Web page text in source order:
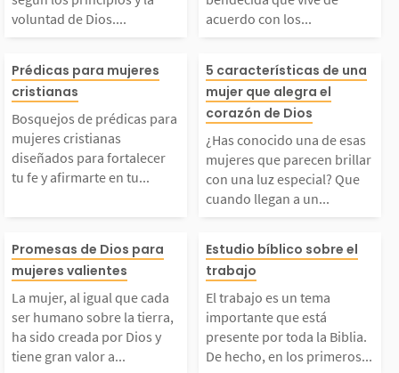
vive según los pri
Dios. Para ella, la
es su manual d
vida y su meta es ag
voluntad de Dios....
es una mujer
con los
Dios y dentro
luntad.
ujer vive...
acuerdo con los...
de prédicas
mujeres cristian
diseñados para fort
tu fe y afirmart
en tu andar con Dio
Como mujeres cristi
la Biblia debe s
Prédicas para mujeres
cristianas
Bosquejos de prédicas para
mujeres cristianas
diseñados para fortalecer
tu fe y afirmarte en tu...
¿Has conocido
esas mujeres
cen brillar con
z especial?
o llegan a un
parten paz,
imismo. No
5 características de una
mujer que alegra el
corazón de Dios
¿Has conocido una de esas
mujeres que parecen brillar
con una luz especial? Que
cuando llegan a un...
mujer, al igual que
ser humano sobr
la tierra, ha sido cre
Promesas de Dios para
mujeres valientes
La mujer, al igual que cada
ser humano sobre la tierra,
ha sido creada por Dios y
tiene gran valor a...
El trabajo es
importante
resente por
Estudio bíblico sobre el
trabajo
El trabajo es un tema
importante que está
presente por toda la Biblia.
De hecho, en los primeros...